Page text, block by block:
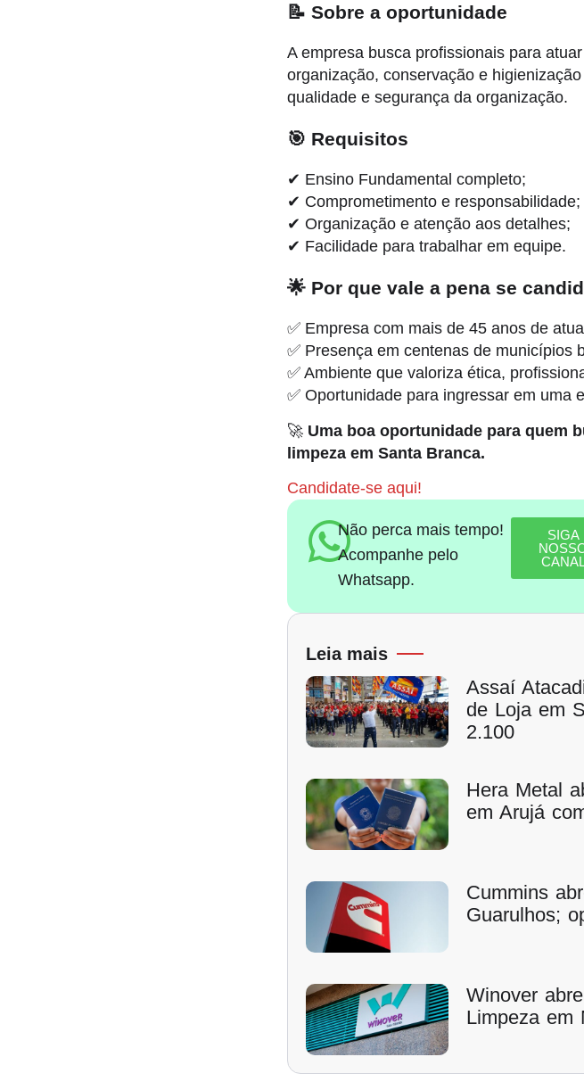
📝 Sobre a oportunidade
A empresa busca profissionais para
organização, conservação e
qualidade e segurança da organização.
🎯 Requisitos
✔ Ensino Fundamental completo;
✔ Comprometimento e responsabilidade;
✔ Organização e atenção aos detalhes;
✔ Facilidade para trabalhar em equipe.
🌟 Por que vale a pena se
✅ Empresa com mais de 45 anos de
✅ Presença em centenas de municípios
✅ Ambiente que valoriza ética,
✅ Oportunidade para ingressar em uma
🚀 Uma boa oportunidade para quem
limpeza em Santa Branca.
Candidate-se aqui!
Não perca mais tempo!
Acompanhe pelo
Whatsapp.
SIGA
CANAL
Leia mais
Assaí
de Loja em
2.100
Hera Metal
em Arujá
Cummins
Guarulhos;
Winover
Limpeza em